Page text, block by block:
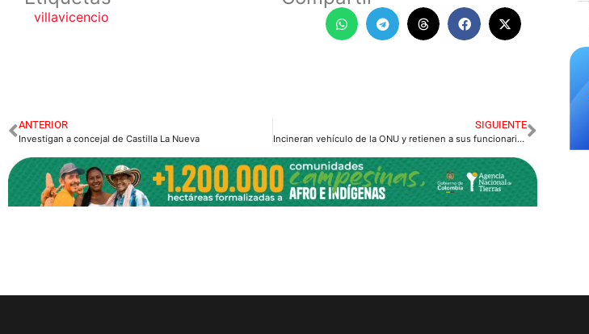
villavicencio
ANTERIOR
Investigan a concejal de Castilla La Nueva
SIGUIENTE
Incineran vehículo de la ONU y retienen a sus funcionarios.